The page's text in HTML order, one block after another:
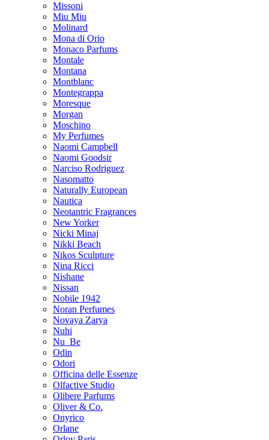
Missoni
Miu Miu
Molinard
Mona di Orio
Monaco Parfums
Montale
Montana
Montblanc
Montegrappa
Moresque
Morgan
Moschino
My Perfumes
Naomi Campbell
Naomi Goodsir
Narciso Rodriguez
Nasomatto
Naturally European
Nautica
Neotantric Fragrances
New Yorker
Nicki Minaj
Nikki Beach
Nikos Sculpture
Nina Ricci
Nishane
Nissan
Nobile 1942
Noran Perfumes
Novaya Zarya
Nuhi
Nu_Be
Odin
Odori
Officina delle Essenze
Olfactive Studio
Olibere Parfums
Oliver & Co.
Onyrico
Orlane